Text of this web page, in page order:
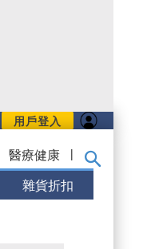
用戶登入
醫療健康 |
雜貨折扣